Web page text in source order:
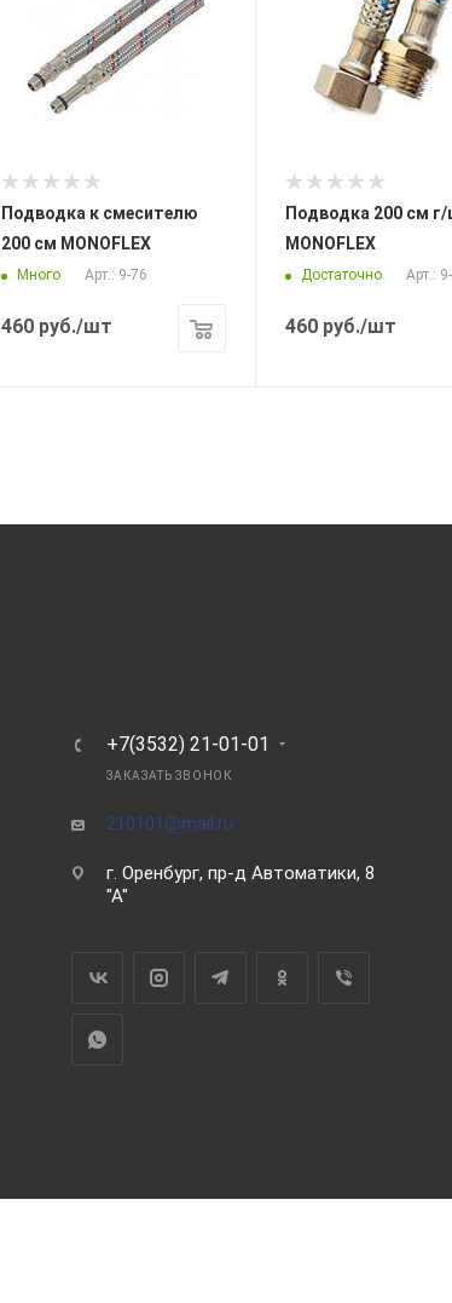
Подводка к смесителю
200 см MONOFLEX
Много Арт.: 9-76
460 руб./шт
Подводка 200 см г/ш
MONOFLEX
Достаточно Арт.:
460руб./шт
+7(3532) 21-01-01
ЗАКАЗАТЬ ЗВОНОК
210101@mail.ru
г. Оренбург, пр-д Автоматики, 8
"А"